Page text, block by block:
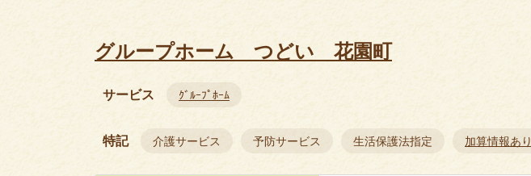
グループホーム つどい 花園町
サービス ｸﾞﾙｰﾌﾟﾎｰﾑ
特記 介護サービス 予防サービス 生活保護法指定 加算情報あり